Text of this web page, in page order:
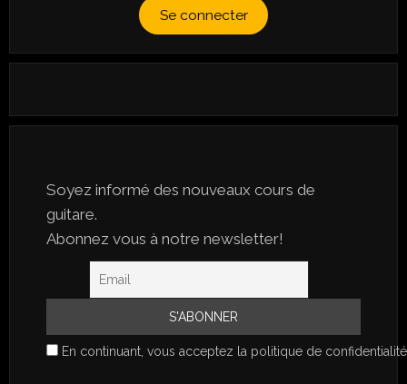
Se connecter
Soyez informé des nouveaux cours de
guitare.
Abonnez vous à notre newsletter!
En continuant, vous acceptez la politique de confidentialité